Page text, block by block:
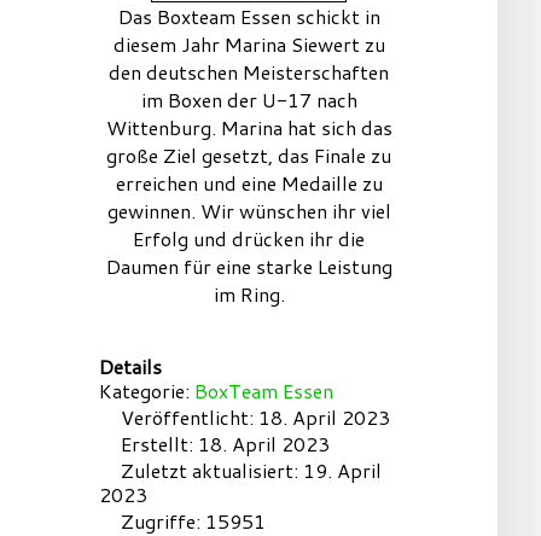
Das Boxteam Essen schickt in
diesem Jahr Marina Siewert zu
den deutschen Meisterschaften
im Boxen der U-17 nach
Wittenburg. Marina hat sich das
große Ziel gesetzt, das Finale zu
erreichen und eine Medaille zu
gewinnen. Wir wünschen ihr viel
Erfolg und drücken ihr die
Daumen für eine starke Leistung
im Ring.
Details
Kategorie: BoxTeam Essen
Veröffentlicht: 18. April 2023
Erstellt: 18. April 2023
Zuletzt aktualisiert: 19. April
2023
Zugriffe: 15951